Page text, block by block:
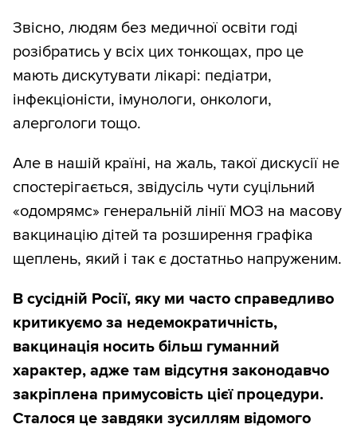
Звісно, людям без медичної освіти годі
розібратись у всіх цих тонкощах, про це
мають дискутувати лікарі: педіатри,
інфекціоністи, імунологи, онкологи,
алергологи тощо.
Але в нашій країні, на жаль, такої дискусії не
спостерігається, звідусіль чути суцільний
«одомрямс» генеральній лінії МОЗ на масову
вакцинацію дітей та розширення графіка
щеплень, який і так є достатньо напруженим.
В сусідній Росії, яку ми часто справедливо
критикуємо за недемократичність,
вакцинація носить більш гуманний
характер, адже там відсутня законодавчо
закріплена примусовість цієї процедури.
Сталося це завдяки зусиллям відомого